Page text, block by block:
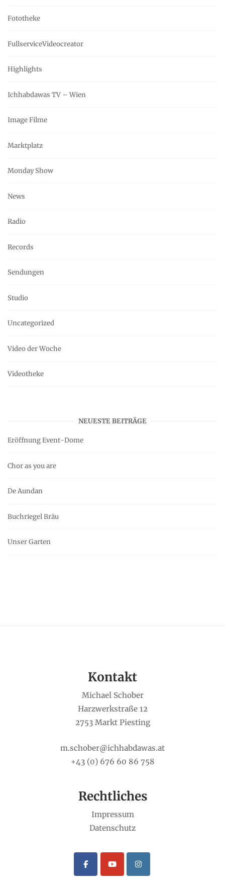
Fototheke
FullserviceVideocreator
Highlights
Ichhabdawas TV – Wien
Image Filme
Marktplatz
Monday Show
News
Radio
Records
Sendungen
Studio
Uncategorized
Video der Woche
Videotheke
NEUESTE BEITRÄGE
Eröffnung Event-Dome
Chor as you are
De Aundan
Buchriegel Bräu
Unser Garten
Kontakt
Michael Schober
Harzwerkstraße 12
2753 Markt Piesting
m.schober@ichhabdawas.at
+43 (0) 676 60 86 758
Rechtliches
Impressum
Datenschutz